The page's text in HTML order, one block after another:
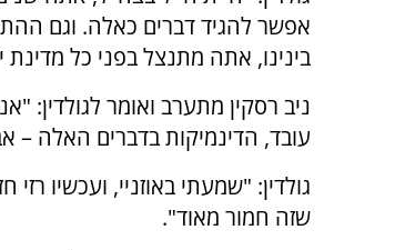
אפשר להגיד דברים כאלה. וגם
בינינו, אתה מתנצל בפני כל
ניב רסקין מתערב ואומר לגולדין:
עובד, הדינמיקות בדברים האלה
גולדין: "שמעתי באוזניי, ועכשיו
שזה חמור מאוד".